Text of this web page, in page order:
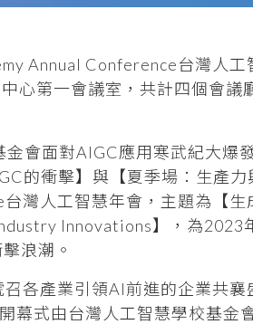
Annual Conference台灣人工
心第一會議室，共計四個會議
會面對AIGC應用寒武紀大爆
的衝擊】與【夏季場：生產力
灣人工智慧年會，主題為【生
Innovations】，為2023
浪潮。
各產業引領AI前進的企業共襄
幕式由台灣人工智慧學校基金